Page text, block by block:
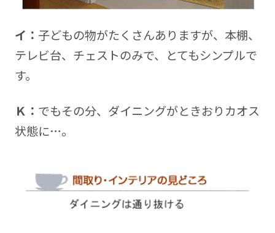
イ： 子どもの物がたくさんありますが、本棚、
テレビ台、チェストのみで、とてもシンプルで
す。
Ｋ： でもその分、ダイニングがときおりカオス
状態に…。